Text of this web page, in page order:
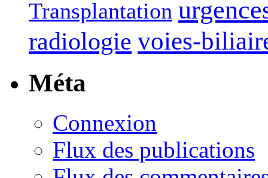
Transplantation
radiologie voies-
Méta
Connexion
Flux des publications